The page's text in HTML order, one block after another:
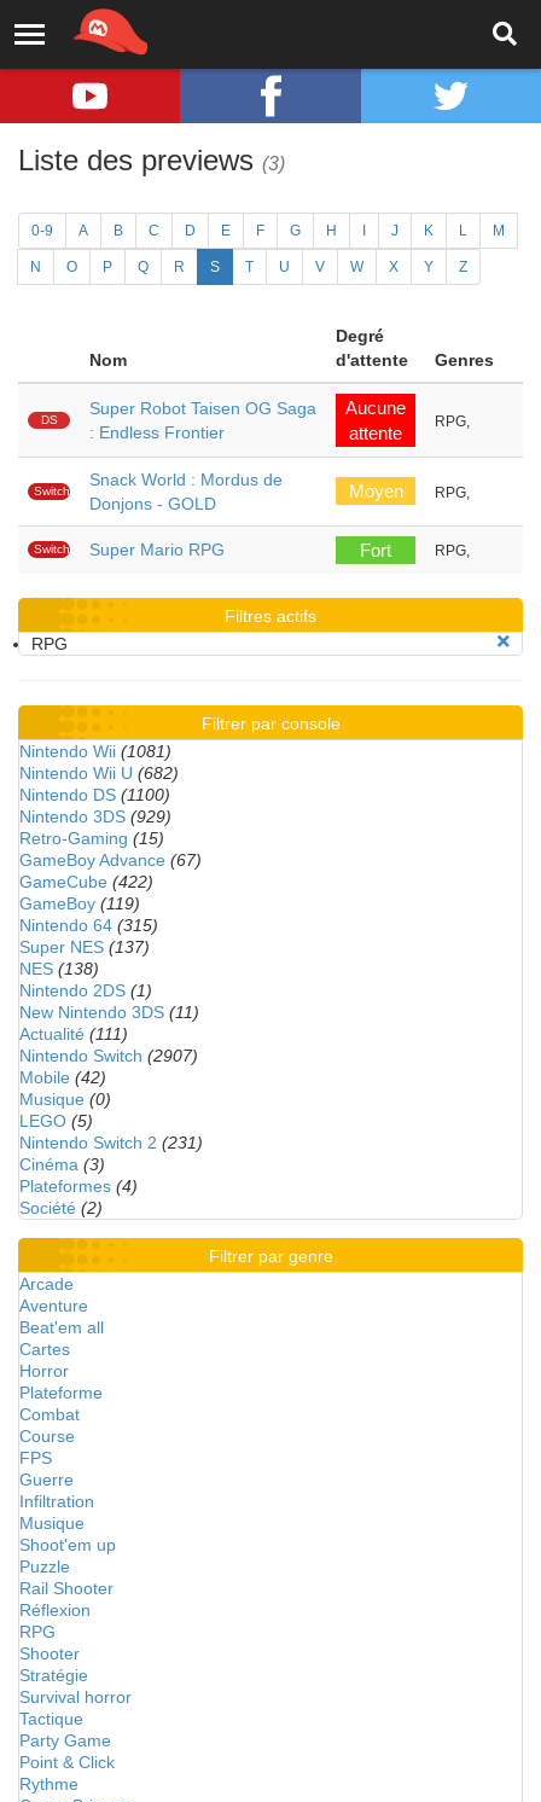
Liste des previews (3)
0-9 A B C D E F G H J K L M
N O P Q R S T U V W X Y Z
Nom
Degré
d'attente
Genres
DS
Super Robot Taisen OG Saga
: Endless Frontier
Aucune
attente
RPG,
Switch
Snack World : Mordus de
Donjons - GOLD
Moyen RPG,
Switch Super Mario RPG Fort RPG,
Filtres actifs
RPG
Filtrer par console
Nintendo Wii (1081)
Nintendo Wii U (682)
Nintendo DS (1100)
Nintendo 3DS (929)
Retro-Gaming (15)
GameBoy Advance (67)
GameCube (422)
GameBoy (119)
Nintendo 64 (315)
Super NES (137)
NES (138)
Nintendo 2DS (1)
New Nintendo 3DS (11)
Actualité (111)
Nintendo Switch (2907)
Mobile (42)
Musique (0)
LEGO (5)
Nintendo Switch 2 (231)
Cinéma (3)
Plateformes (4)
Société (2)
Filtrer par genre
Arcade
Aventure
Beat'em all
Cartes
Horror
Plateforme
Combat
Course
FPS
Guerre
Infiltration
Musique
Shoot'em up
Puzzle
Rail Shooter
Réflexion
RPG
Shooter
Stratégie
Survival horror
Tactique
Party Game
Point & Click
Rythme